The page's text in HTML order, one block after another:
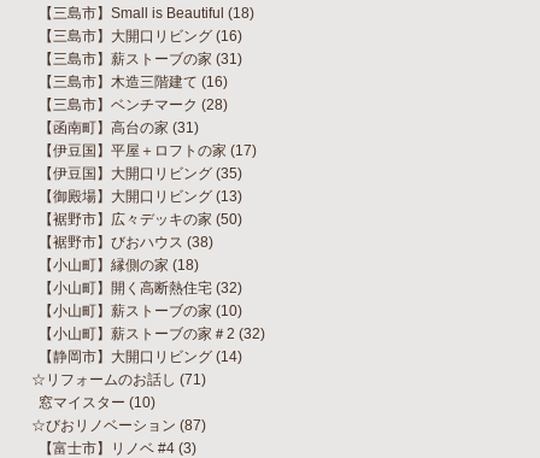
【三島市】Small is Beautiful (18)
【三島市】大開口リビング (16)
【三島市】薪ストーブの家 (31)
【三島市】木造三階建て (16)
【三島市】ベンチマーク (28)
【函南町】高台の家 (31)
【伊豆国】平屋＋ロフトの家 (17)
【伊豆国】大開口リビング (35)
【御殿場】大開口リビング (13)
【裾野市】広々デッキの家 (50)
【裾野市】びおハウス (38)
【小山町】縁側の家 (18)
【小山町】開く高断熱住宅 (32)
【小山町】薪ストーブの家 (10)
【小山町】薪ストーブの家＃2 (32)
【静岡市】大開口リビング (14)
☆リフォームのお話し (71)
窓マイスター (10)
☆びおリノベーション (87)
【富士市】リノベ #4 (3)